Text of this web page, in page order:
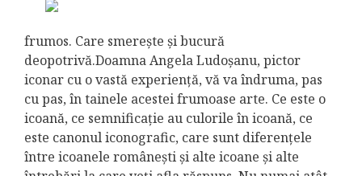
frumos. Care smerește și bucură
deopotrivă.Doamna Angela Ludoșanu, pictor
iconar cu o vastă experiență, vă va îndruma, pas
cu pas, în tainele acestei frumoase arte. Ce este o
icoană, ce semnificație au culorile în icoană, ce
este canonul iconografic, care sunt diferențele
între icoanele românești și alte icoane și alte